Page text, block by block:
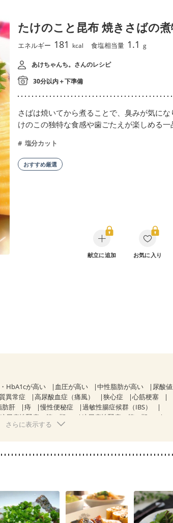
たけのこと昆布 焼きさばの
エネルギー 181 kcal 食塩相当量 1.1 g
あけちゃんち。さんのレシピ
30分以内＋下準備
さばは焼いてから煮ることで、臭みが気にな
けのこの独特な食感や歯ごたえが楽しめる一
塩分カット
おすすめ厳選
献立に追加 お気に入り
HbA1cが高い 血圧が高い 中性脂肪が高い
尿酸
異常症 高尿酸血症（痛風） 狭心症
心筋梗塞
肪肝 痔 慢性便秘症
過敏性腸症候群（IBS）
糖尿病性腎症（第２期）
糖尿病性腎症（第３期）
乳がん（ホルモン療法中）
骨折 関節リウマチ
乾癬
さらに表示する